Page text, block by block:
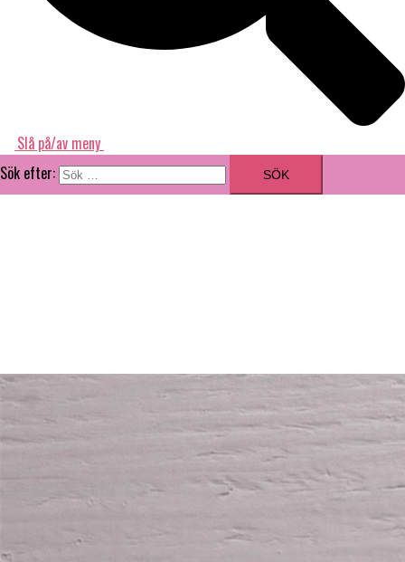
Slå på/av meny
Sök efter: